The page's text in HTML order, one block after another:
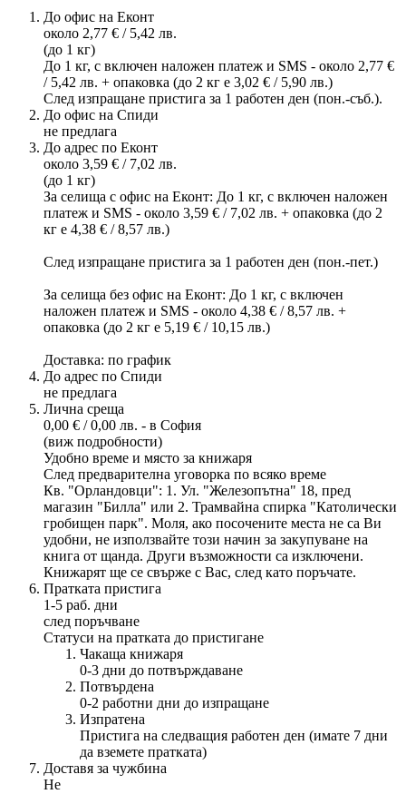
До офис на Еконт
около 2,77 € / 5,42 лв.
(до 1 кг)
До 1 кг, с включен наложен платеж и SMS - около 2,77 €
/ 5,42 лв. + опаковка (до 2 кг е 3,02 € / 5,90 лв.)
След изпращане пристига за 1 работен ден (пон.-съб.).
До офис на Спиди
не предлага
До адрес по Еконт
около 3,59 € / 7,02 лв.
(до 1 кг)
За селища с офис на Еконт: До 1 кг, с включен наложен
платеж и SMS - около 3,59 € / 7,02 лв. + опаковка (до 2
кг е 4,38 € / 8,57 лв.)
След изпращане пристига за 1 работен ден (пон.-пет.)
За селища без офис на Еконт: До 1 кг, с включен
наложен платеж и SMS - около 4,38 € / 8,57 лв. +
опаковка (до 2 кг е 5,19 € / 10,15 лв.)
Доставка: по график
До адрес по Спиди
не предлага
Лична среща
0,00 € / 0,00 лв. - в София
(виж подробности)
Удобно време и място за книжаря
След предварителна уговорка по всяко време
Кв. "Орландовци": 1. Ул. "Железопътна" 18, пред
магазин "Билла" или 2. Трамвайна спирка "Католически
гробищен парк". Моля, ако посочените места не са Ви
удобни, не използвайте този начин за закупуване на
книга от щанда. Други възможности са изключени.
Книжарят ще се свърже с Вас, след като поръчате.
Пратката пристига
1-5 раб. дни
след поръчване
Статуси на пратката до пристигане
Чакаща книжаря
0-3 дни до потвърждаване
Потвърдена
0-2 работни дни до изпращане
Изпратена
Пристига на следващия работен ден (имате 7 дни
да вземете пратката)
Доставя за чужбина
Не